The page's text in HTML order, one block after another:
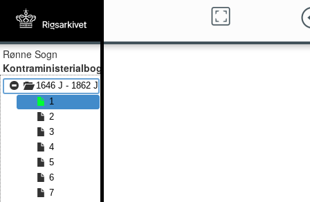
Rønne Sogn
Kontraministerialbog
1646 J - 1862 J
1
2
3
4
5
6
7